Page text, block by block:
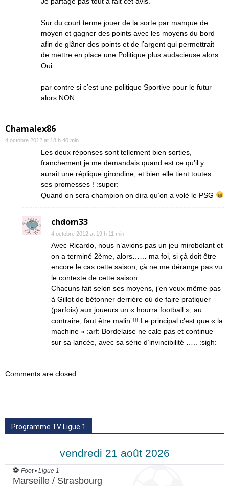
Sur du court terme jouer de la sorte par manque de
moyen et gagner des points avec les moyens du bord
afin de glâner des points et de l’argent qui permettrait
de mettre en place une Politique plus audacieuse alors
Oui …..
par contre si c’est une politique Sportive pour le futur
alors NON
Chamalex86
4 octobre 2012 at 18 h 40 min
Les deux réponses sont tellement bien sorties,
franchement je me demandais quand est ce qu’il y
aurait une réplique girondine, et bien elle tient toutes
ses promesses ! :super:
Quand on sera champion on dira qu’on a volé le PSG
chdom33
4 octobre 2012 at 19 h 11 min
Avec Ricardo, nous n’avions pas un jeu mirobolant et
on a terminé 2ème, alors…… ma foi, si çà doit être
encore le cas cette saison, çà ne me dérange pas vu
le contexte de cette saison….
Chacuns fait selon ses moyens, j’en veux même pas
à Gillot de bétonner derrière où de faire pratiquer
(parfois) aux joueurs un « hourra football », au
contraire, faut être malin !!! Le principal c’est que « la
machine » :arf: Bordelaise ne cale pas et continue
sur sa lancée, avec sa série d’invincibilité ….. :sigh:
Comments are closed.
Programme TV Ligue 1